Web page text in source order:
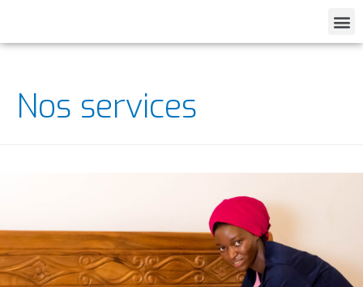
Nos services